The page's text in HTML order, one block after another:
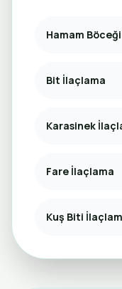
Hamam
Bit İlaçlama
Karasinek
Fare İlaçlama
Kuş Biti